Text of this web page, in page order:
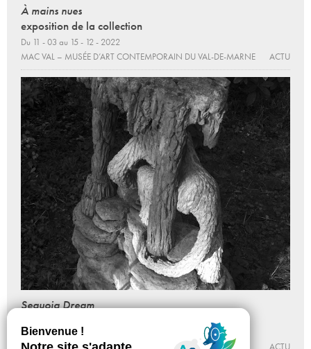
À mains nues
exposition de la collection
Du 11 - 03 au 15 - 12 - 2022
MAC VAL – MUSÉE D’ART CONTEMPORAIN DU VAL-DE-MARNE
ACTU
Sequoia Dream
LA GALERIE, CENTRE D’ART CONTEMPORAIN DE NOISY-LE-
SEC
ACTU